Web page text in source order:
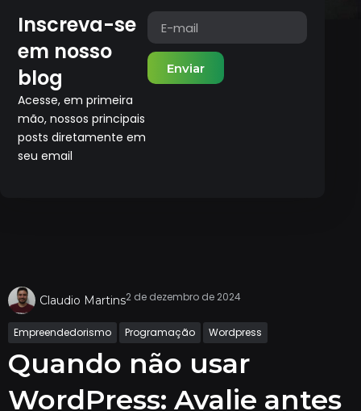
Inscreva-se
em nosso
blog
Acesse, em primeira
mão, nossos principais
posts diretamente em
seu email
Enviar
Claudio Martins2 de dezembro de 2024
Empreendedorismo Programação Wordpress
Quando não usar
WordPress: Avalie antes